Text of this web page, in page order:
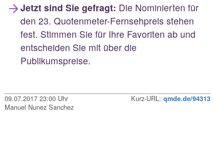
Jetzt sind Sie gefragt: Die Nominierten für
den 23. Quotenmeter-Fernsehpreis stehen
fest. Stimmen Sie für Ihre Favoriten ab und
entscheiden Sie mit über die
Publikumspreise.
09.07.2017 23:00 Uhr Kurz-URL: qmde.de/94313
Manuel Nunez Sanchez